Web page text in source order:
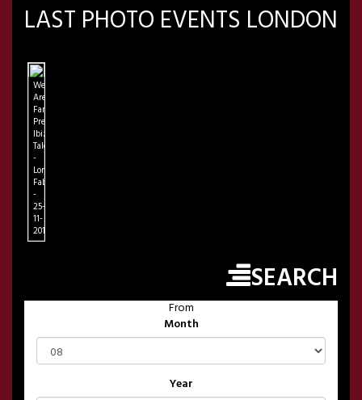
LAST PHOTO EVENTS LONDON
We
Are
Family
Presents
Ibiza
Talents
-
London
FabricLondon
-
25-
11-
2018
SEARCH
From
Month
Year